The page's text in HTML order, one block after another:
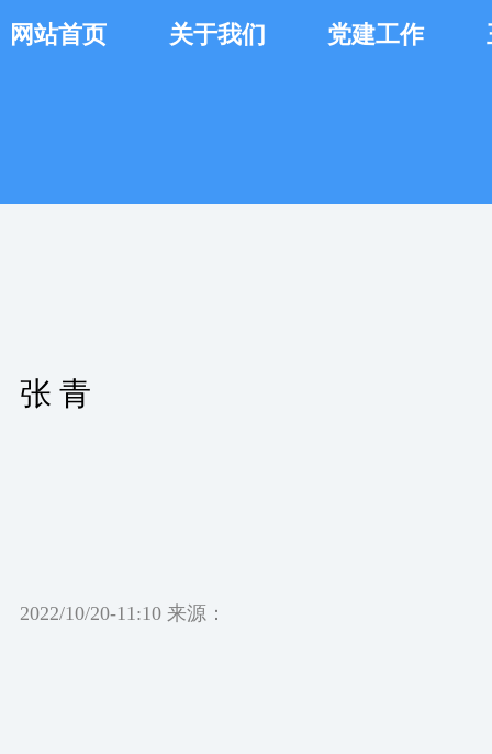
网站首页 关于我们 党建工作
张 青
2022/10/20-11:10 来源：